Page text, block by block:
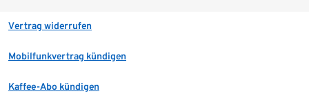
Vertrag widerrufen
Mobilfunkvertrag kündigen
Kaffee-Abo kündigen